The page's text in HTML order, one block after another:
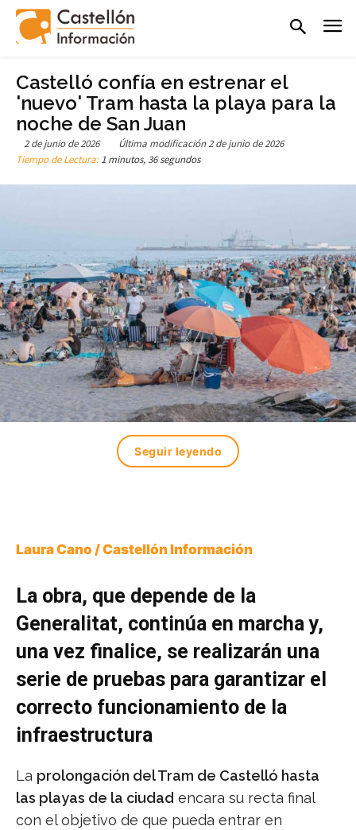
Castelló confía en estrenar el
'nuevo' Tram hasta la playa para la
noche de San Juan
2 de junio de 2026 Última modificación2 de junio de 2026
Tiempo de Lectura:1 minutos, 36 segundos
Seguir leyendo
Laura Cano / Castellón Información
La obra, que depende de la
Generalitat, continúa en marcha y,
una vez finalice, se realizarán una
serie de pruebas para garantizar el
correcto funcionamiento de la
infraestructura
La prolongación del Tram de Castelló hasta
las playas de la ciudad encara su recta final
con el objetivo de que pueda entrar en